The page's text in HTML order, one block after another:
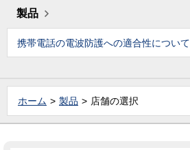
製品
携帯電話の電波防護への適合性について
ホーム 製品 店舗の選択